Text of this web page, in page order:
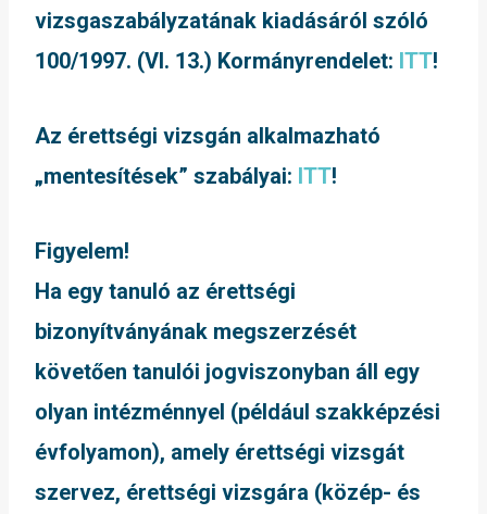
vizsgaszabályzatának kiadásáról szóló
100/1997. (VI. 13.) Kormányrendelet: ITT!
Az érettségi vizsgán alkalmazható
„mentesítések” szabályai: ITT!
Figyelem!
Ha egy tanuló az érettségi
bizonyítványának megszerzését
követően tanulói jogviszonyban áll egy
olyan intézménnyel (például szakképzési
évfolyamon), amely érettségi vizsgát
szervez, érettségi vizsgára (közép- és